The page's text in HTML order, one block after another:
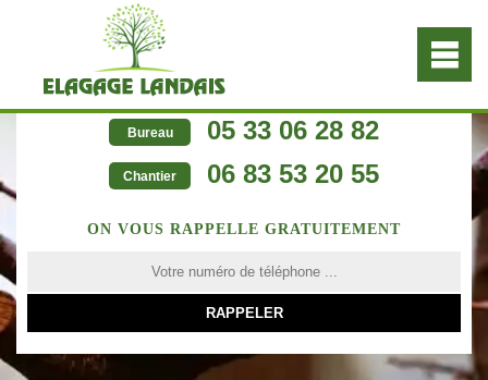
Bureau 05 33 06 28 82
Chantier 06 83 53 20 55
ON VOUS RAPPELLE GRATUITEMENT